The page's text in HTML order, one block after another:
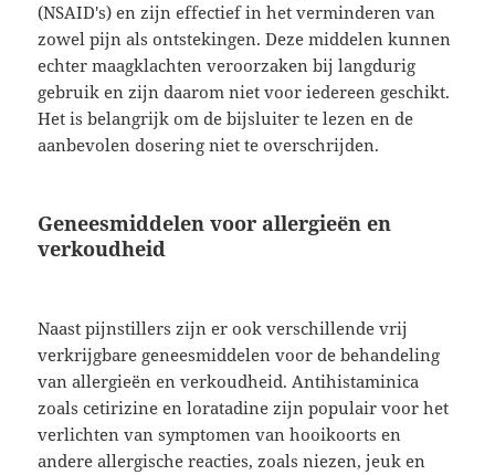
(NSAID's) en zijn effectief in het verminderen van
zowel pijn als ontstekingen. Deze middelen kunnen
echter maagklachten veroorzaken bij langdurig
gebruik en zijn daarom niet voor iedereen geschikt.
Het is belangrijk om de bijsluiter te lezen en de
aanbevolen dosering niet te overschrijden.
Geneesmiddelen voor allergieën en
verkoudheid
Naast pijnstillers zijn er ook verschillende vrij
verkrijgbare geneesmiddelen voor de behandeling
van allergieën en verkoudheid. Antihistaminica
zoals cetirizine en loratadine zijn populair voor het
verlichten van symptomen van hooikoorts en
andere allergische reacties, zoals niezen, jeuk en